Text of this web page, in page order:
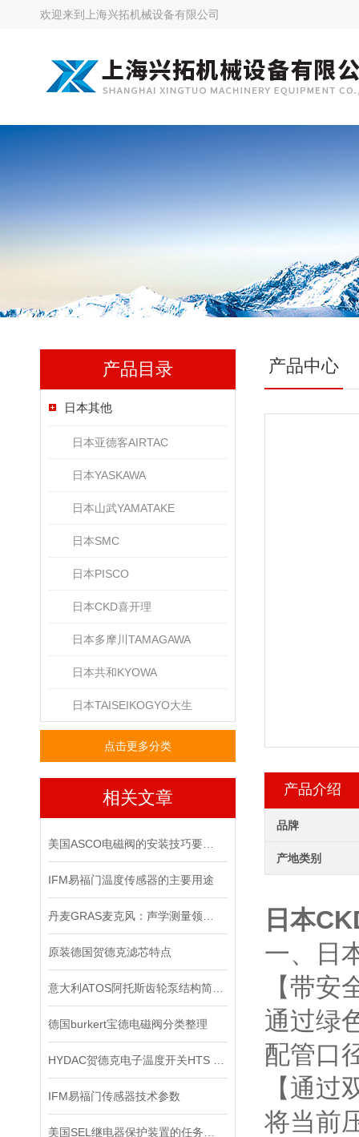
欢迎来到 上海兴拓机械设备有限公司
产品目录
日本其他
日本亚德客AIRTAC
日本YASKAWA
日本山武YAMATAKE
日本SMC
日本PISCO
日本CKD喜开理
日本多摩川TAMAGAWA
日本共和KYOWA
日本TAISEIKOGYO大生
点击更多分类
相关文章
IFM易福门温度传感器的主要用途
原装德国贺德克滤芯特点
德国burkert宝德电磁阀分类整理
IFM易福门传感器技术参数
产品中心
产品介绍
品牌
产地类别
日本
一、日
【带安
通过绿
配管口
【通
将当前